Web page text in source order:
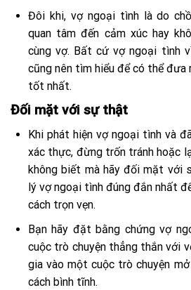
Đôi khi, vợ ngoại tình là do
quan tâm đến cảm xúc hay
cùng vợ. Bất cứ vợ ngoại tình
cũng nên tìm hiểu để có thể đưa
tốt nhất.
Đối mặt với sự thật
Khi phát hiện vợ ngoại tình và
xác thực, đừng trốn tránh hoặc
không biết mà hãy đối mặt với
lý vợ ngoại tình đúng đắn nhất
cách trọn vẹn.
Bạn hãy đặt bằng chứng vợ
cuộc trò chuyện thẳng thắn với
gia vào một cuộc trò chuyện
cách bình tĩnh.